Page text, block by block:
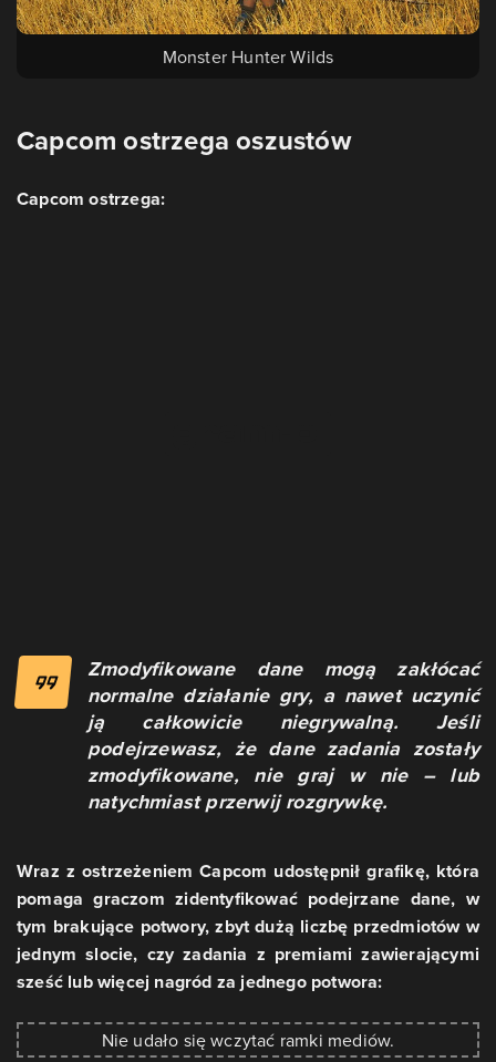
Monster Hunter Wilds
Capcom ostrzega oszustów
Capcom ostrzega:
Zmodyfikowane dane mogą zakłócać
normalne działanie gry, a nawet uczynić
ją całkowicie niegrywalną. Jeśli
podejrzewasz, że dane zadania zostały
zmodyfikowane, nie graj w nie – lub
natychmiast przerwij rozgrywkę.
Wraz z ostrzeżeniem Capcom udostępnił grafikę, która
pomaga graczom zidentyfikować podejrzane dane, w
tym brakujące potwory, zbyt dużą liczbę przedmiotów w
jednym slocie, czy zadania z premiami zawierającymi
sześć lub więcej nagród za jednego potwora:
Nie udało się wczytać ramki mediów.